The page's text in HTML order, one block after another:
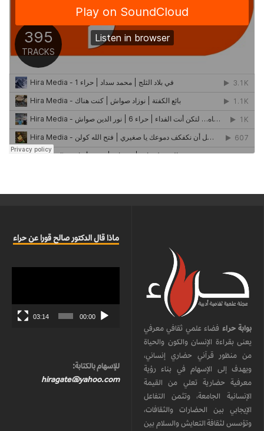
بوابة حراء فضاء علمي ثقافي معرفي
يعنى بقراءة الإنسان والكون والحياة
من منظور قرآني حضاري إنساني،
ويهدف إلى الإسهام في بناء رؤية
معرفية حضارية تعلي من القيمة
الإنسانية الجامعة، وتثمن التفاعل
الإيجابي بين الحضارات والثقافات،
وتؤسس لثقافة التعايش والسلام بين
ماذا قال الدكتور صالح قورا عن حراء
00:00
03:14
للإسهام بالكتابة:
hiragate@yahoo.com